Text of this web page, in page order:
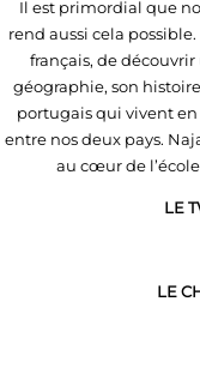
Il est primordial que
rend aussi cela possible.
français, de découvrir
géographie, son
portugais qui vivent
entre nos deux pays.
au cœur de
LE
LE